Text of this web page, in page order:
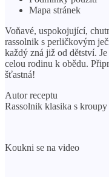
Mapa stránek
Voňavé, uspokojující,
rassolnik s perličkovým
každý zná již od dětství.
celou rodinu k obědu.
šťastná!
Autor receptu
Rassolnik klasika s
Koukni se na video